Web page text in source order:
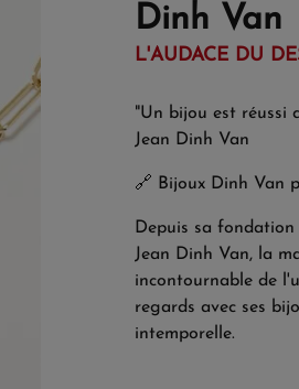
Dinh Van
L'AUDACE DU
"Un bijou est réussi
Jean Dinh Van
🔗 Bijoux Dinh Van
Depuis sa
Jean Dinh Van, la
incontournable de
regards avec ses
intemporelle.